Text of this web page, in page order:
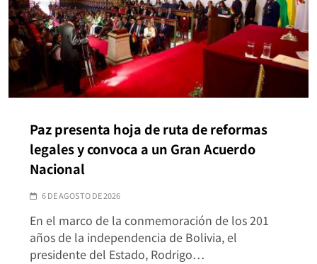
Paz presenta hoja de ruta de reformas
legales y convoca a un Gran Acuerdo
Nacional
6 DE AGOSTO DE 2026
En el marco de la conmemoración de los 201
años de la independencia de Bolivia, el
presidente del Estado, Rodrigo…